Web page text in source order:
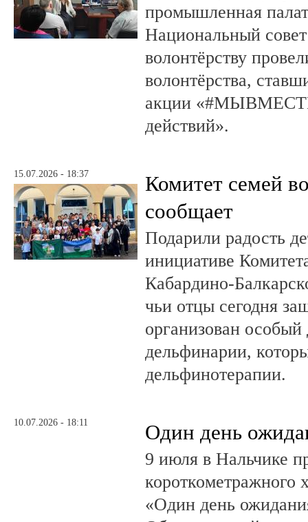
промышленная
Национальный
волонтёрству
волонтёрства,
акции
действий».
15.07.2026 - 18:37
Комитет семей
сообщает
Подарили радость
инициативе
Кабардино-
чьи отцы сегодня
организован
дельфинарии,
дельфинотерапии.
10.07.2026 - 18:11 Один день
9 июля в Нальчике
короткометражного
«Один день